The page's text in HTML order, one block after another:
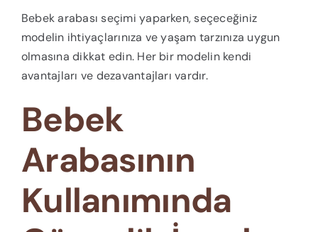
Bebek arabası seçimi yaparken, seçeceğiniz
modelin ihtiyaçlarınıza ve yaşam tarzınıza uygun
olmasına dikkat edin. Her bir modelin kendi
avantajları ve dezavantajları vardır.
Bebek
Arabasının
Kullanımında